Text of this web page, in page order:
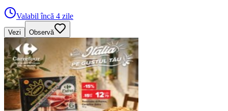
Valabil încă 4 zile
Vezi Observă